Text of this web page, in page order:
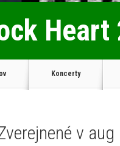
Heart
Koncerty
v